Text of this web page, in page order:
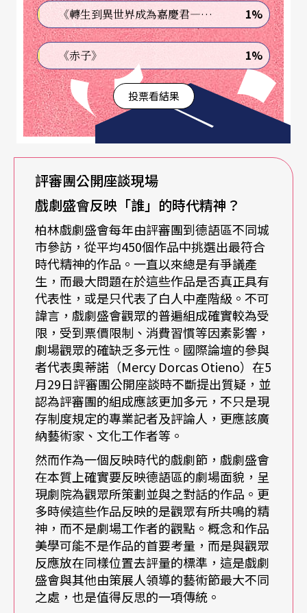
也是對官僚主義的挑戰。」「戲劇盛會一直是一個
大於10個重要作品的戲劇節，除了呈現作品之外，
我們還有其他想要說的。」
所幸執行團隊也有許多
成員願意為革新付出，一方面需滿足使用公共資金
的責任意識和經濟效率，一方面也必須將藝術創作
推向大眾，使其發揮創新的思維能力。皮斯提到：
「這有時也是一個創造性的挑戰，找到那些未知的
方式，這些方式不一定符合規則。」這顯現在戲劇
盛會的各項活動中，包含策劃「10個會面」來推動
各項社會議題的討論，並在演後座談首次邀請青年
記者一同主持，以及在最後評審團公開座談會時首
次邀請青年記者和參與國際論壇的青年藝術家共同
討論，透過不同世代、族群的對話，推動戲劇盛會
朝更開放、年輕的方向邁進。
評審團的爭議
另一個飽受爭議的部分則是評審團的保留及成員的
組成。輿論和部分劇場專業人士甚至參與國際論壇
的藝術家，都對對於評審團由專業記者評論人組成
提出質疑，並認為應該改由策展人來領導戲劇盛
會。部分意見認為10大作品也應該納入其他劇場工
作者的意見。皮斯回應時分析策展人機制和戲劇盛
會評審團機制的不同：「純粹的記者評審團不會太
考慮製作條件和製作過程，非常關注結果，當然，
這基本上也是觀眾獲得的體驗……從觀眾的角度來
《轉生到異世界成為嘉慶君—發現我的祖先是詐騙集團!?》 1%
《赤子》 1%
投票看結果
評審團公開座談現場
戲劇盛會反映「誰」的時代精神？
柏林戲劇盛會每年由評審團到德語區不同城
市參訪，從平均450個作品中挑選出最符合
時代精神的作品。一直以來總是有爭議產
生，而最大問題在於這些作品是否真正具有
代表性，或是只代表了白人中產階級。不可
諱言，戲劇盛會觀眾的普遍組成確實較為受
限，受到票價限制、消費習慣等因素影響，
劇場觀眾的確缺乏多元性。國際論壇的參與
者代表奧蒂諾（Mercy Dorcas Otieno）在5
月29日評審團公開座談時不斷提出質疑，並
認為評審團的組成應該更加多元，不只是現
存制度規定的專業記者及評論人，更應該廣
納藝術家、文化工作者等。
然而作為一個反映時代的戲劇節，戲劇盛會
在本質上確實要反映德語區的劇場面貌，呈
現劇院為觀眾所策劃並與之對話的作品。更
多時候這些作品反映的是觀眾有所共鳴的精
神，而不是劇場工作者的觀點。概念和作品
美學可能不是作品的首要考量，而是與觀眾
反應放在同樣位置去評量的標準，這是戲劇
盛會與其他由策展人領導的藝術節最大不同
之處，也是值得反思的一項傳統。